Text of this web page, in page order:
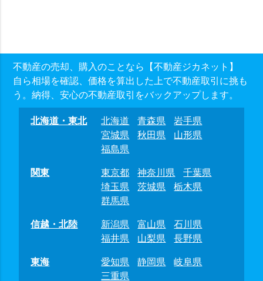
不動産の売却、購入のことなら【不動産ジカネット】
自ら相場を確認、価格を算出した上で不動産取引に挑も
う。納得、安心の不動産取引をバックアップします。
北海道・東北 北海道 青森県
岩手県
宮城県
秋田県
山形県
福島県
関東
東京都 神奈川県
千葉県
埼玉県
茨城県
栃木県
群馬県
信越・北陸
新潟県 富山県
石川県
福井県
山梨県
長野県
東海
愛知県 静岡県
岐阜県
三重県